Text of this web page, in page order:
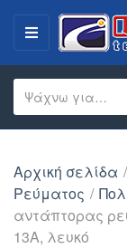
MENU
Category name
Search text
Αρχική σελίδα /
Ρεύματος /
αντάπτορας
13A, λευκό